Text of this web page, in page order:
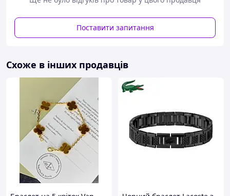
центральна латунна гільза калібру 12,7 із
символікою «К-2»;
декоративні елементи з гільз калібрів 7,62х39 і
5,56х45 по периметру браслета;
ручна робота, кожна позиція може трохи
відрізнятися відтінком металу й фактурою.
Браслет можна носити щодня або зберегти як
символічний сувенір. Він добре виглядає як самостійна
прикраса та як доповнення до військового чи
тактичного стилю.
Фото передають загальний вигляд виробу. Невеликі
відмінності у відтінку латунних деталей можливі через
ручну обробку та освітлення.
Поставити запитання
Схоже в інших продавців